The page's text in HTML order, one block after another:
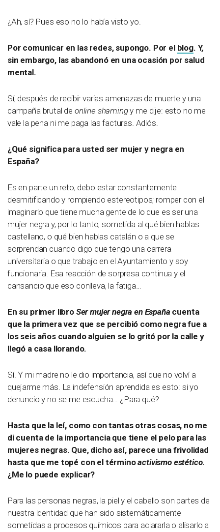
¿Ah, sí? Pues eso no lo había visto yo.
Por comunicar en las redes, supongo. Por el blog. Y,
sin embargo, las abandonó en una ocasión por salud
mental.
Sí, después de recibir varias amenazas de muerte y una
campaña brutal de online shamingy me dije: esto no me
vale la pena ni me paga las facturas. Adiós.
¿Qué significa para usted ser mujer y negra en
España?
Es en parte un reto, debo estar constantemente
desmitificando y rompiendo estereotipos; romper con el
imaginario que tiene mucha gente de lo que es ser una
mujer negra y, por lo tanto, sometida al qué bien hablas
castellano, o qué bien hablas catalán o a que se
sorprendan cuando digo que tengo una carrera
universitaria o que trabajo en el Ayuntamiento y soy
funcionaria. Esa reacción de sorpresa continua y el
cansancio que eso conlleva, la fatiga…
En su primer libro Ser mujer negra en España cuenta
que la primera vez que se percibió como negra fue a
los seis años cuando alguien se lo gritó por la calle y
llegó a casa llorando.
Sí. Y mi madre no le dio importancia, así que no volví a
quejarme más. La indefensión aprendida es esto: si yo
denuncio y no se me escucha… ¿Para qué?
Hasta que la leí, como con tantas otras cosas, no me
di cuenta de la importancia que tiene el pelo para las
mujeres negras. Que, dicho así, parece una frivolidad
hasta que me topé con el términoactivismo estético.
¿Me lo puede explicar?
Para las personas negras, la piel y el cabello son partes de
nuestra identidad que han sido sistemáticamente
sometidas a procesos químicos para aclararla o alisarlo a